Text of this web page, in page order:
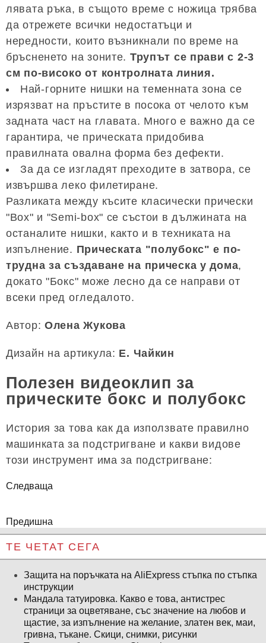
лявата ръка, в същото време с ножица трябва
да отрежете всички недостатъци и
нередности, които възникнали по време на
бръсненето на зоните. Трупът се прави с 2-3
см по-високо от контролната линия.
Най-горните нишки на теменната зона се
изрязват на пръстите в посока от челото към
задната част на главата. Много е важно да се
гарантира, че прическата придобива
правилната овална форма без дефекти.
За да се изгладят преходите в затвора, се
извършва леко филетиране.
Разликата между късите класически прически
"Box" и "Semi-box" се състои в дължината на
останалите нишки, както и в техниката на
изпълнение. Прическата "полубокс" е по-
трудна за създаване на прическа у дома,
докато "Бокс" може лесно да се направи от
всеки пред огледалото.
Автор:Олена Жукова
Дизайн на артикула: E. Чайкин
Полезен видеоклип за
прическите бокс и полубокс
История за това как да използвате правилно
машинката за подстригване и какви видове
този инструмент има за подстригване:
Следваща
Предишна
ТЕ ЧЕТАТ СЕГА
Защита на поръчката на AliExpress стъпка по стъпка
инструкции
Мандала татуировка. Какво е това, антистрес
страници за оцветяване, със значение на любов и
щастие, за изпълнение на желание, златен век, маи,
гривна, тъкане. Скици, снимки, рисунки